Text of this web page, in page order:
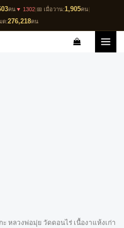
คน▼ 1302|📅 เมื่อวาน:1,905คน|
ด:276,218คน
ะ หลวงพ่อมุ่ย วัดดอนไร่ เนื้องาแห้งเก่า